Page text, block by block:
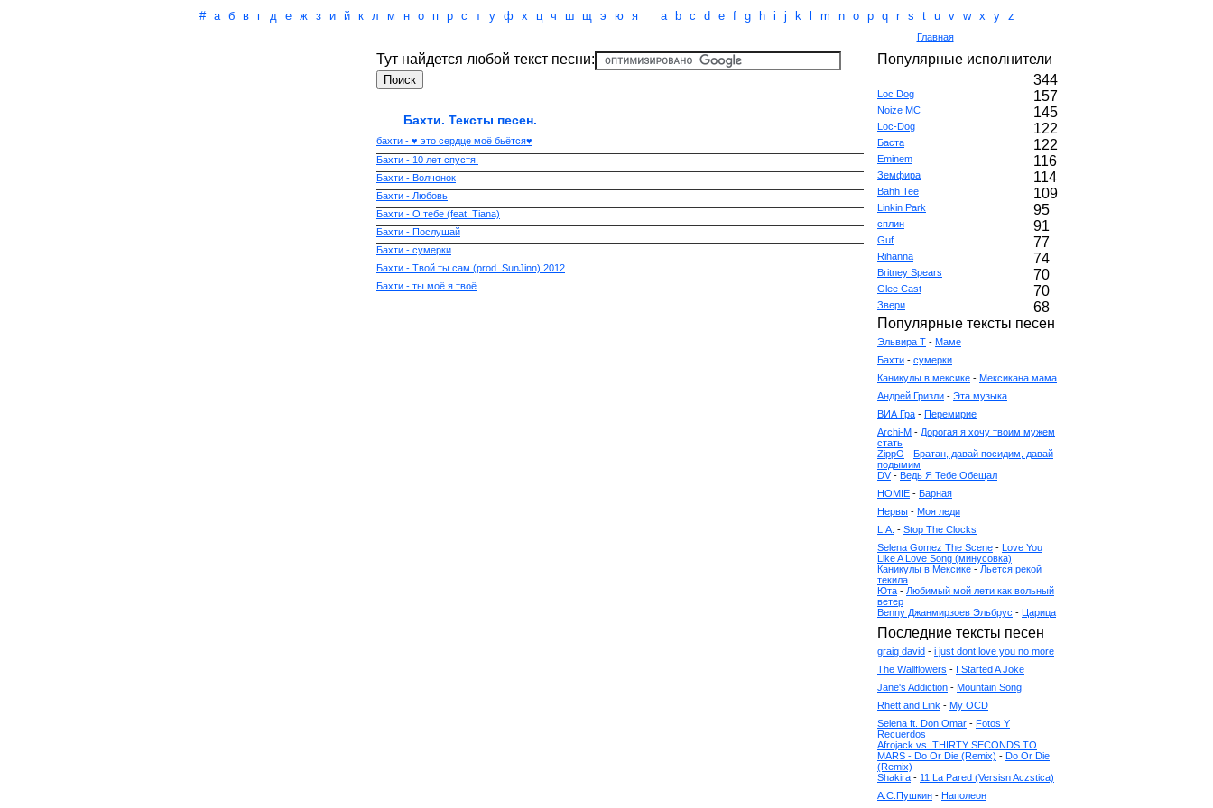
# а б в г д е ж з и й к л м н о п р с т у ф х ц ч ш щ э ю я a b c d e f g h i j k m n o p q r s t u v w x y z
Главная
Тут найдется любой текст песни:
Бахти. Тексты песен.
бахти - ♥ это сердце моё бьётся♥
Бахти - 10 лет спустя.
Бахти - Волчонок
Бахти - Любовь
Бахти - О тебе (feat. Tiana)
Бахти - Послушай
Бахти - сумерки
Бахти - Твой ты сам (prod. SunJinn) 2012
Бахти - ты моё я твоё
Популярные исполнители
344
Loc Dog 157
Noize MC 145
Loc-Dog 122
Баста 122
Eminem 116
Земфира 114
Bahh Tee 109
Linkin Park 95
сплин 91
Guf 77
Rihanna 74
Britney Spears 70
Glee Cast 70
Звери
68
Популярные тексты песен
Эльвира T - Маме
Бахти - сумерки
Каникулы в мексике - Мексикана мама
Андрей Гризли - Эта музыка
ВИА Гра - Перемирие
Archi-M - Дорогая я хочу твоим мужем
стать
ZippO - Братан, давай посидим, давай
подымим
DV- Ведь Я Тебе Обещал
HOMIE - Барная
Нервы - Моя леди
L.A. - Stop The Clocks
Selena Gomez The Scene - Love You
Like A Love Song (минусовка)
Каникулы в Мексике - Льется рекой
текила
Юта - Любимый мой лети как вольный
ветер
Benny Джанмирзоев Эльбрус - Царица
Последние тексты песен
graig david - i just dont love you no more
The Wallflowers - I Started A Joke
Jane's Addiction - Mountain Song
Rhett and Link - My OCD
Selena ft. Don Omar - Fotos Y
Recuerdos
Afrojack vs. THIRTY SECONDS TO
MARS - Do Or Die (Remix) - Do Or Die
(Remix)
Shakira - 11 La Pared (Versisn Aczstica)
А.С.Пушкин - Наполеон